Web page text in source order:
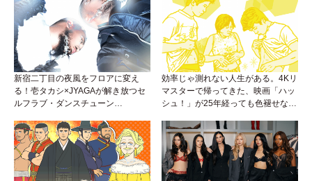
新宿二丁目の夜風をフロアに変え
る！壱タカシ×JYAGAが解き放つセ
ルフラブ・ダンスチューン
効率じゃ測れない人生がある。4Kリ
マスターで帰ってきた、映画「ハッ
シュ！」が25年経っても色褪せない